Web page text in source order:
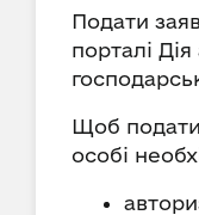
Подати
порталі
Щоб
особі